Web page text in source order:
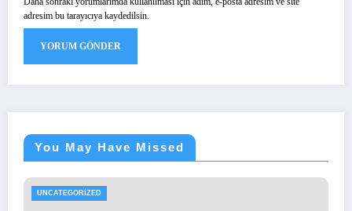
adresim bu tarayıcıya kaydedilsin.
You May Have Missed